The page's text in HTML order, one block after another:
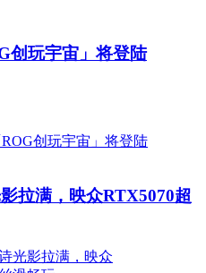
创玩宇宙」将登陆
拉满，映众RTX5070超